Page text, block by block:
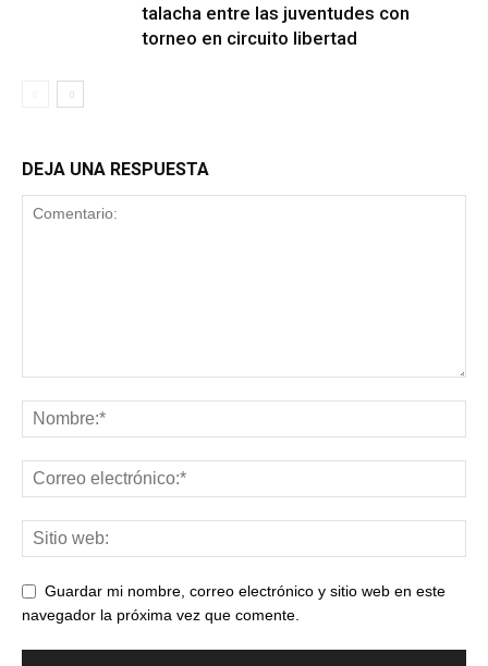
talacha entre las juventudes con
torneo en circuito libertad
DEJA UNA RESPUESTA
Guardar mi nombre, correo electrónico y sitio web en este
navegador la próxima vez que comente.